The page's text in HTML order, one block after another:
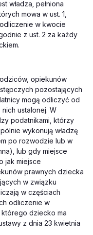
władza, pełniona
mowa w ust. 1,
w kwocie
z ust. 2 za każdy
opiekunów
pozostających
mogą odliczyć od
ustalonej. W
podatnikami, którzy
wykonują władzę
po rozwodzie lub w
lub gdy miejsce
jak miejsce
prawnych dziecka
w związku
w częściach
odliczenie w
dziecko ma
z dnia 23 kwietnia